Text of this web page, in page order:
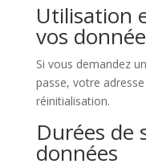
Utilisation
vos
Si vous demandez
passe, votre
réinitialisation.
Durées de
données